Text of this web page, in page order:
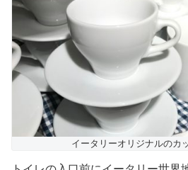
イータリーオリジナルのカ